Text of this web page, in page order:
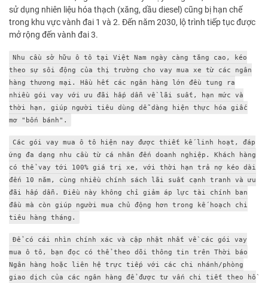
sử dụng nhiên liệu hóa thạch (xăng, dầu diesel) cũng bị hạn chế
trong khu vực vành đai 1 và 2. Đến năm 2030, lộ trình tiếp tục được
mở rộng đến vành đai 3.
Nhu cầu sở hữu ô tô tại Việt Nam ngày càng tăng cao, kéo
theo sự sôi động của thị trường cho vay mua xe từ các ngân
hàng thương mại. Hầu hết các ngân hàng lớn đều tung ra
nhiều gói vay với ưu đãi hấp dẫn về lãi suất, hạn mức và
thời hạn, giúp người tiêu dùng dễ dàng hiện thực hóa giấc
mơ "bốn bánh".
Các gói vay mua ô tô hiện nay được thiết kế linh hoạt, đáp
ứng đa dạng nhu cầu từ cá nhân đến doanh nghiệp. Khách hàng
có thể vay tới 100% giá trị xe, với thời hạn trả nợ kéo dài
đến 10 năm, cùng nhiều chính sách lãi suất cạnh tranh và ưu
đãi hấp dẫn. Điều này không chỉ giảm áp lực tài chính ban
đầu mà còn giúp người mua chủ động hơn trong kế hoạch chi
tiêu hàng tháng.
Để có cái nhìn chính xác và cập nhật nhất về các gói vay
mua ô tô, bạn đọc có thể theo dõi thông tin trên Thời báo
Ngân hàng hoặc liên hệ trực tiếp với các chi nhánh/phòng
giao dịch của các ngân hàng để được tư vấn chi tiết theo hồ